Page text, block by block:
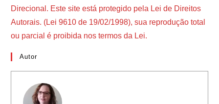
Direcional. Este site está protegido pela Lei de Direitos
Autorais. (Lei 9610 de 19/02/1998), sua reprodução total
ou parcial é proibida nos termos da Lei.
Autor